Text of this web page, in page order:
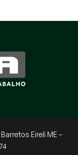
Eireli ME –